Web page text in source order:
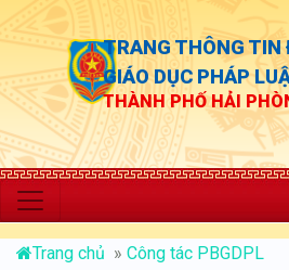
TRANG THÔNG TIN
GIÁO DỤC PHÁP
THÀNH PHỐ HẢI
Trang chủ » Công tác PBGDPL